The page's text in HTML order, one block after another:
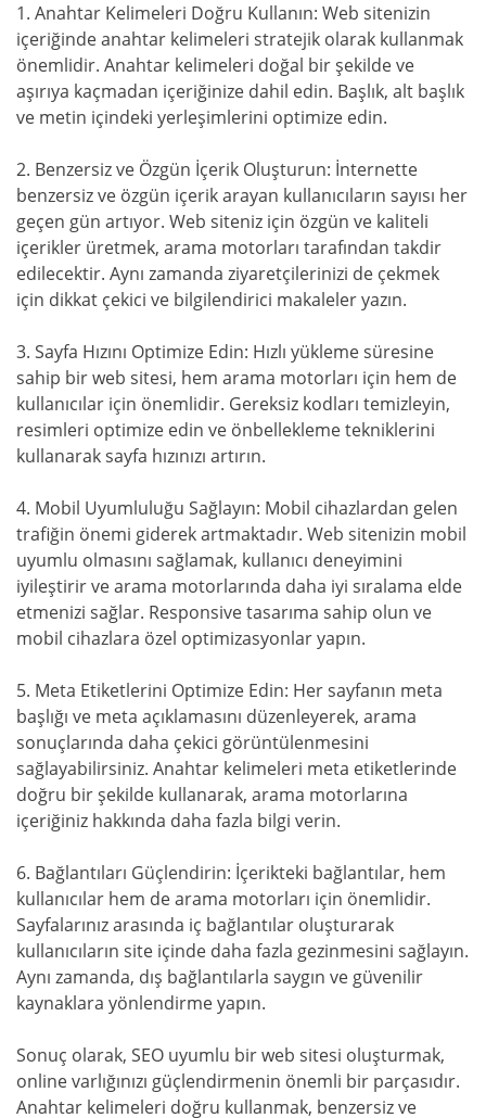
1. Anahtar Kelimeleri Doğru Kullanın: Web sitenizin
içeriğinde anahtar kelimeleri stratejik olarak kullanmak
önemlidir. Anahtar kelimeleri doğal bir şekilde ve
aşırıya kaçmadan içeriğinize dahil edin. Başlık, alt başlık
ve metin içindeki yerleşimlerini optimize edin.
2. Benzersiz ve Özgün İçerik Oluşturun: İnternette
benzersiz ve özgün içerik arayan kullanıcıların sayısı her
geçen gün artıyor. Web siteniz için özgün ve kaliteli
içerikler üretmek, arama motorları tarafından takdir
edilecektir. Aynı zamanda ziyaretçilerinizi de çekmek
için dikkat çekici ve bilgilendirici makaleler yazın.
3. Sayfa Hızını Optimize Edin: Hızlı yükleme süresine
sahip bir web sitesi, hem arama motorları için hem de
kullanıcılar için önemlidir. Gereksiz kodları temizleyin,
resimleri optimize edin ve önbellekleme tekniklerini
kullanarak sayfa hızınızı artırın.
4. Mobil Uyumluluğu Sağlayın: Mobil cihazlardan gelen
trafiğin önemi giderek artmaktadır. Web sitenizin mobil
uyumlu olmasını sağlamak, kullanıcı deneyimini
iyileştirir ve arama motorlarında daha iyi sıralama elde
etmenizi sağlar. Responsive tasarıma sahip olun ve
mobil cihazlara özel optimizasyonlar yapın.
5. Meta Etiketlerini Optimize Edin: Her sayfanın meta
başlığı ve meta açıklamasını düzenleyerek, arama
sonuçlarında daha çekici görüntülenmesini
sağlayabilirsiniz. Anahtar kelimeleri meta etiketlerinde
doğru bir şekilde kullanarak, arama motorlarına
içeriğiniz hakkında daha fazla bilgi verin.
6. Bağlantıları Güçlendirin: İçerikteki bağlantılar, hem
kullanıcılar hem de arama motorları için önemlidir.
Sayfalarınız arasında iç bağlantılar oluşturarak
kullanıcıların site içinde daha fazla gezinmesini sağlayın.
Aynı zamanda, dış bağlantılarla saygın ve güvenilir
kaynaklara yönlendirme yapın.
Sonuç olarak, SEO uyumlu bir web sitesi oluşturmak,
online varlığınızı güçlendirmenin önemli bir parçasıdır.
Anahtar kelimeleri doğru kullanmak, benzersiz ve